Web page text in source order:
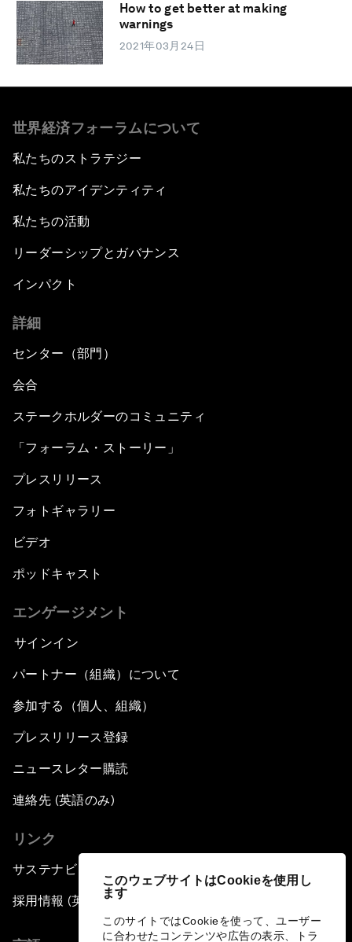
このウェブサイトはCookieを使用し
ます
このサイトではCookieを使って、ユーザー
に合わせたコンテンツや広告の表示、トラ
How to get better at making
warnings
2021年03月24日
世界経済フォーラムについて
私たちのストラテジー
私たちのアイデンティティ
私たちの活動
リーダーシップとガバナンス
インパクト
詳細
センター（部門）
会合
ステークホルダーのコミュニティ
「フォーラム・ストーリー」
プレスリリース
フォトギャラリー
ビデオ
ポッドキャスト
エンゲージメント
サインイン
パートナー（組織）について
参加する（個人、組織）
プレスリリース登録
ニュースレター購読
連絡先 (英語のみ)
リンク
サステナビリティへの取り組み
採用情報 (英語のみ)